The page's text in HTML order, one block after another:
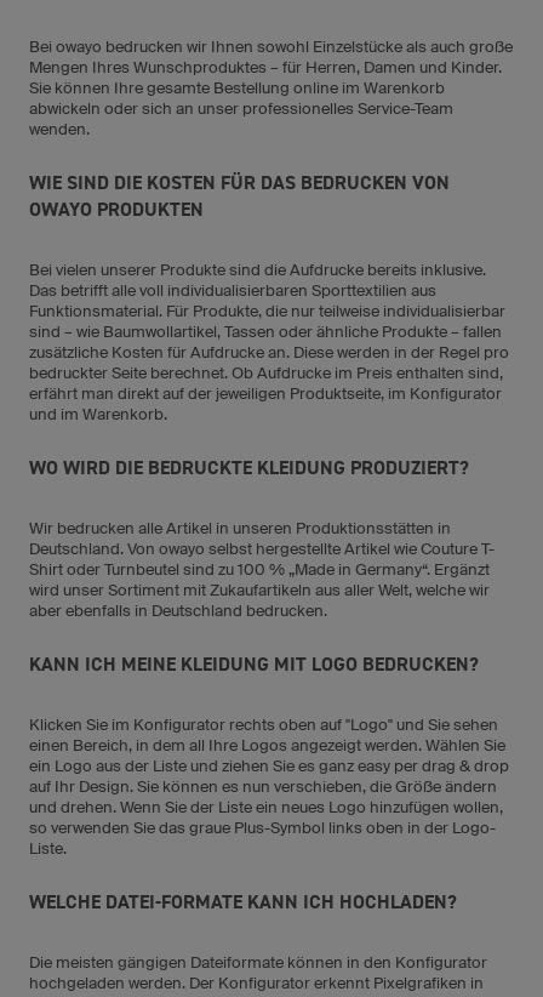
Bei owayo bedrucken wir Ihnen sowohl Einzelstücke als auch große
Mengen Ihres Wunschproduktes – für Herren, Damen und Kinder.
Sie können Ihre gesamte Bestellung online im Warenkorb
abwickeln oder sich an unser professionelles Service-Team
wenden.
WIE SIND DIE KOSTEN FÜR DAS BEDRUCKEN VON
OWAYO PRODUKTEN
Bei vielen unserer Produkte sind die Aufdrucke bereits inklusive.
Das betrifft alle voll individualisierbaren Sporttextilien aus
Funktionsmaterial. Für Produkte, die nur teilweise individualisierbar
sind – wie Baumwollartikel, Tassen oder ähnliche Produkte – fallen
zusätzliche Kosten für Aufdrucke an. Diese werden in der Regel pro
bedruckter Seite berechnet. Ob Aufdrucke im Preis enthalten sind,
erfährt man direkt auf der jeweiligen Produktseite, im Konfigurator
und im Warenkorb.
WO WIRD DIE BEDRUCKTE KLEIDUNG PRODUZIERT?
Wir bedrucken alle Artikel in unseren Produktionsstätten in
Deutschland. Von owayo selbst hergestellte Artikel wie Couture T-
Shirt oder Turnbeutel sind zu 100 % „Made in Germany“. Ergänzt
wird unser Sortiment mit Zukaufartikeln aus aller Welt, welche wir
aber ebenfalls in Deutschland bedrucken.
KANN ICH MEINE KLEIDUNG MIT LOGO BEDRUCKEN?
Klicken Sie im Konfigurator rechts oben auf "Logo" und Sie sehen
einen Bereich, in dem all Ihre Logos angezeigt werden. Wählen Sie
ein Logo aus der Liste und ziehen Sie es ganz easy per drag & drop
auf Ihr Design. Sie können es nun verschieben, die Größe ändern
und drehen. Wenn Sie der Liste ein neues Logo hinzufügen wollen,
so verwenden Sie das graue Plus-Symbol links oben in der Logo-
Liste.
WELCHE DATEI-FORMATE KANN ICH HOCHLADEN?
Die meisten gängigen Dateiformate können in den Konfigurator
hochgeladen werden. Der Konfigurator erkennt Pixelgrafiken in